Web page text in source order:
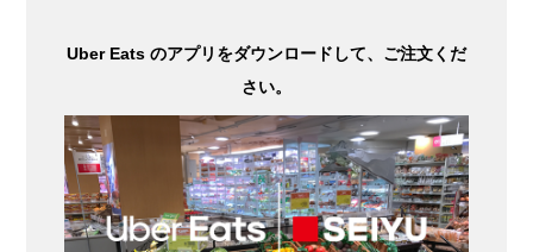
Uber Eats のアプリをダウンロードして、ご注文くだ
さい。